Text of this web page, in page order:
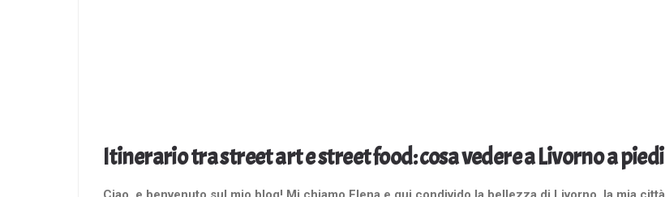
Itinerario tra street art e street food: cosa vedere a Livorno a piedi